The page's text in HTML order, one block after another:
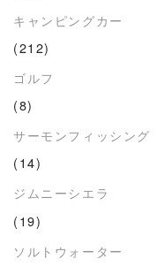
キャンピングカー
(212)
ゴルフ
(8)
サーモンフィッシング
(14)
ジムニーシエラ
(19)
ソルトウォーター